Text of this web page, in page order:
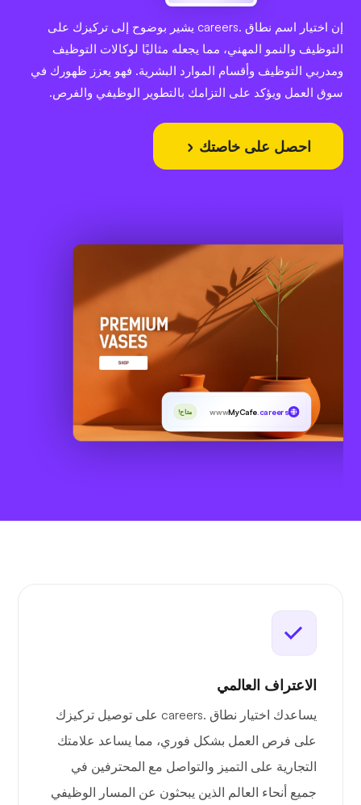
إن اختيار اسم نطاق .careers يشير بوضوح إلى تركيزك على
التوظيف والنمو المهني، مما يجعله مثاليًا لوكالات التوظيف
ومدربي التوظيف وأقسام الموارد البشرية. فهو يعزز ظهورك في
سوق العمل ويؤكد على التزامك بالتطوير الوظيفي والفرص.
احصل على خاصتك
wwwMyCafe .careers متاح!
الاعتراف العالمي
يساعدك اختيار نطاق .careers على توصيل تركيزك
على فرص العمل بشكل فوري، مما يساعد علامتك
التجارية على التميز والتواصل مع المحترفين في
جميع أنحاء العالم الذين يبحثون عن المسار الوظيفي